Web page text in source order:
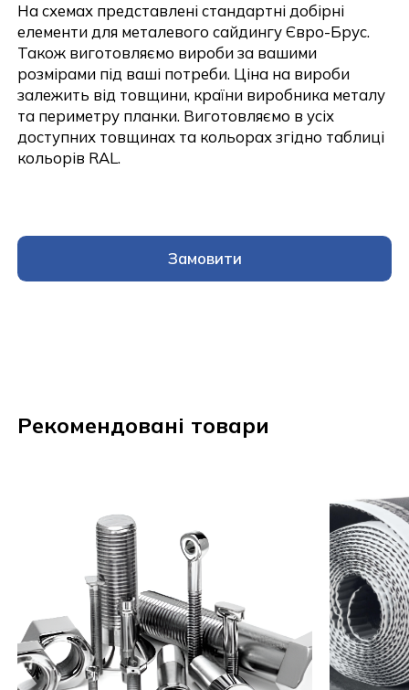
На схемах представлені стандартні добірні
елементи для металевого сайдингу Євро-Брус.
Також виготовляємо вироби за вашими
розмірами під ваші потреби. Ціна на вироби
залежить від товщини, країни виробника металу
та периметру планки. Виготовляємо в усіх
доступних товщинах та кольорах згідно таблиці
кольорів RAL.
Замовити
Рекомендовані товари
Надіслати